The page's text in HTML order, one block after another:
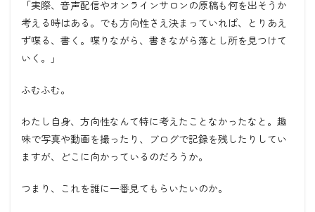
「実際、音声配信やオンラインサロンの原稿も何を出そうか
考える時はある。でも方向性さえ決まっていれば、とりあえ
ず喋る、書く。喋りながら、書きながら落とし所を見つけて
いく。」
ふむふむ。
わたし自身、方向性なんて特に考えたことなかったなと。趣
味で写真や動画を撮ったり、ブログで記録を残したりしてい
ますが、どこに向かっているのだろうか。
つまり、これを誰に一番見てもらいたいのか。